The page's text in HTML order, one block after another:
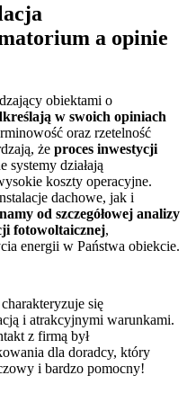
a opinie
obiektami o
w swoich opiniach
oraz rzetelność
że proces inwestycji
systemy działają
koszty operacyjne.
dachowe, jak i
od szczegółowej analizy
fotowoltaicznej,
energii w Państwa obiekcie.
się
i atrakcyjnymi warunkami.
z firmą był
dla doradcy, który
i bardzo pomocny!